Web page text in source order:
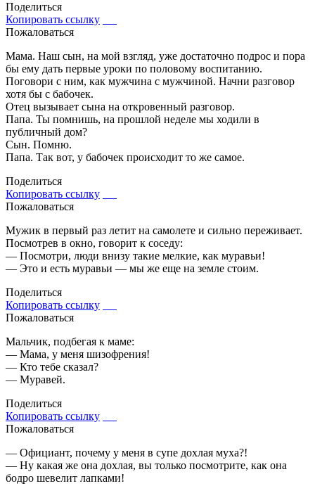
Поделиться
Копировать ссылку
Пожаловаться
Мама. Наш сын, на мой взгляд, уже достаточно подрос и пора
бы ему дать первые уроки по половому воспитанию.
Поговори с ним, как мужчина с мужчиной. Начни разговор
хотя бы с бабочек.
Отец вызывает сына на откровенный разговор.
Папа. Ты помнишь, на прошлой неделе мы ходили в
публичный дом?
Сын. Помню.
Папа. Так вот, у бабочек происходит то же самое.
Поделиться
Копировать ссылку
Пожаловаться
Мужик в первый раз летит на самолете и сильно переживает.
Посмотрев в окно, говорит к соседу:
— Посмотри, люди внизу такие мелкие, как муравьи!
— Это и есть муравьи — мы же еще на земле стоим.
Поделиться
Копировать ссылку
Пожаловаться
Мальчик, подбегая к маме:
— Мама, у меня шизофрения!
— Кто тебе сказал?
— Муравей.
Поделиться
Копировать ссылку
Пожаловаться
— Официант, почему у меня в супе дохлая муха?!
— Ну какая же она дохлая, вы только посмотрите, как она
бодро шевелит лапками!